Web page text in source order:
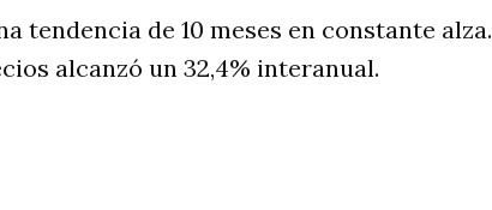
tendencia de 10 meses en constante alza.
alcanzó un 32,4% interanual.